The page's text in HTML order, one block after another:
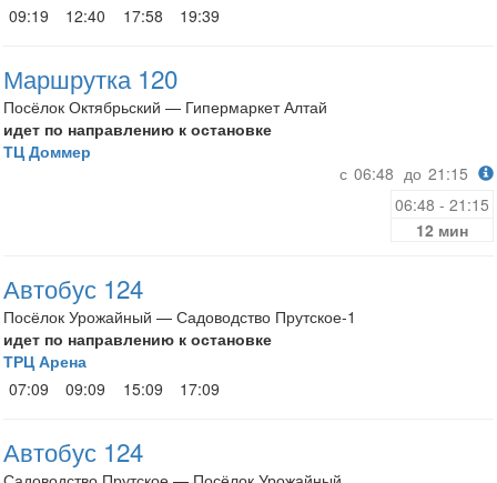
09:19
12:40 17:58 19:39
Маршрутка 120
Посёлок Октябрьский — Гипермаркет Алтай
идет по направлению к остановке
ТЦ Доммер
с 06:48 до 21:15
06:48 - 21:15
12 мин
Автобус 124
Посёлок Урожайный — Садоводство Прутское-1
идет по направлению к остановке
ТРЦ Арена
07:09
09:09 15:09 17:09
Автобус 124